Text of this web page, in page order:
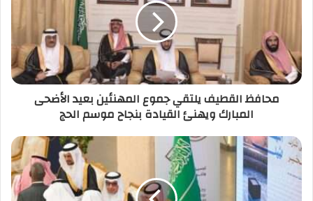
محافظ القطيف يلتقي جموع المهنئين بعيد الأضحى
المبارك ويهنئ القيادة بنجاح موسم الحج